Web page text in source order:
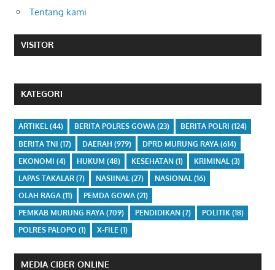
Tentang kami
VISITOR
KATEGORI
ARTIKEL(44) BERITA POLRES GOWA(23) BERITA POLRI (124)
BERITA TNI (17) DAERAH (979) DPRD MURUNG RAYA(614)
EKONOMI (4) HUKUM (48) KESEHATAN(1) KRIMINAL (3)
LAPAS TAKALAR(7) NASIINAL (27) NASIONAL (16)
OLAH RAGA(11) PEMDA GOWA(21)
PEMKAB MURUNG RAYA(709) PENDIDIKAN(7) POLITIK(18)
POLRES PALOPO (1) X-FILE(1)
MEDIA CIBER ONLINE